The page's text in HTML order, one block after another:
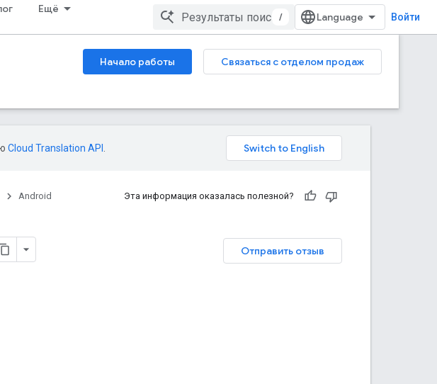
Ещё
/ Войти
Начало работы
Связаться с отделом продаж
Cloud Translation API
Android
Эта информация оказалась полезной?
Отправить отзыв